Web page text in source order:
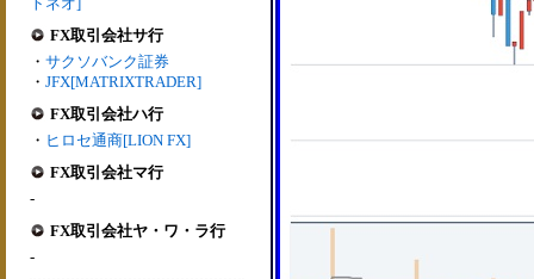
FX取引会社サ行
・ サクソバンク証券
・ JFX[MATRIXTRADER]
FX取引会社ハ行
・ ヒロセ通商[LION FX]
FX取引会社マ行
-
FX取引会社ヤ・ワ・ラ行
-